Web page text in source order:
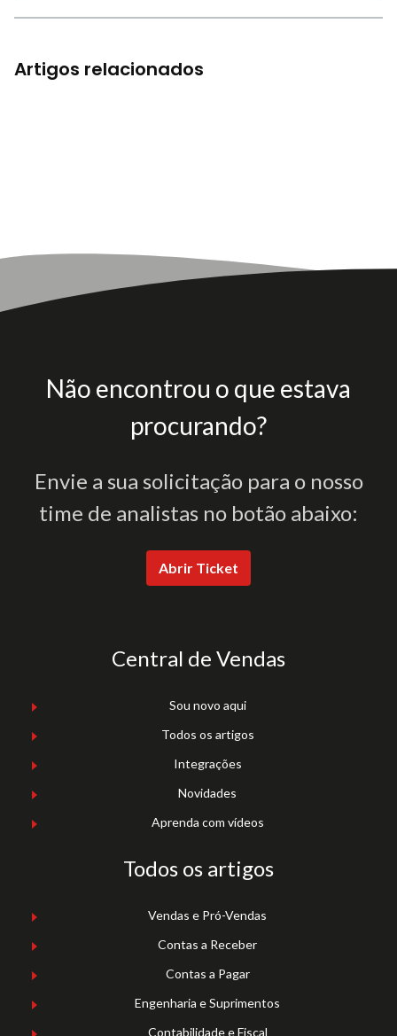
Artigos relacionados
Não encontrou o que estava
procurando?
Envie a sua solicitação para o nosso
time de analistas no botão abaixo:
Abrir Ticket
Central de Vendas
Sou novo aqui
Todos os artigos
Integrações
Novidades
Aprenda com vídeos
Todos os artigos
Vendas e Pró-Vendas
Contas a Receber
Contas a Pagar
Engenharia e Suprimentos
Contabilidade e Fiscal